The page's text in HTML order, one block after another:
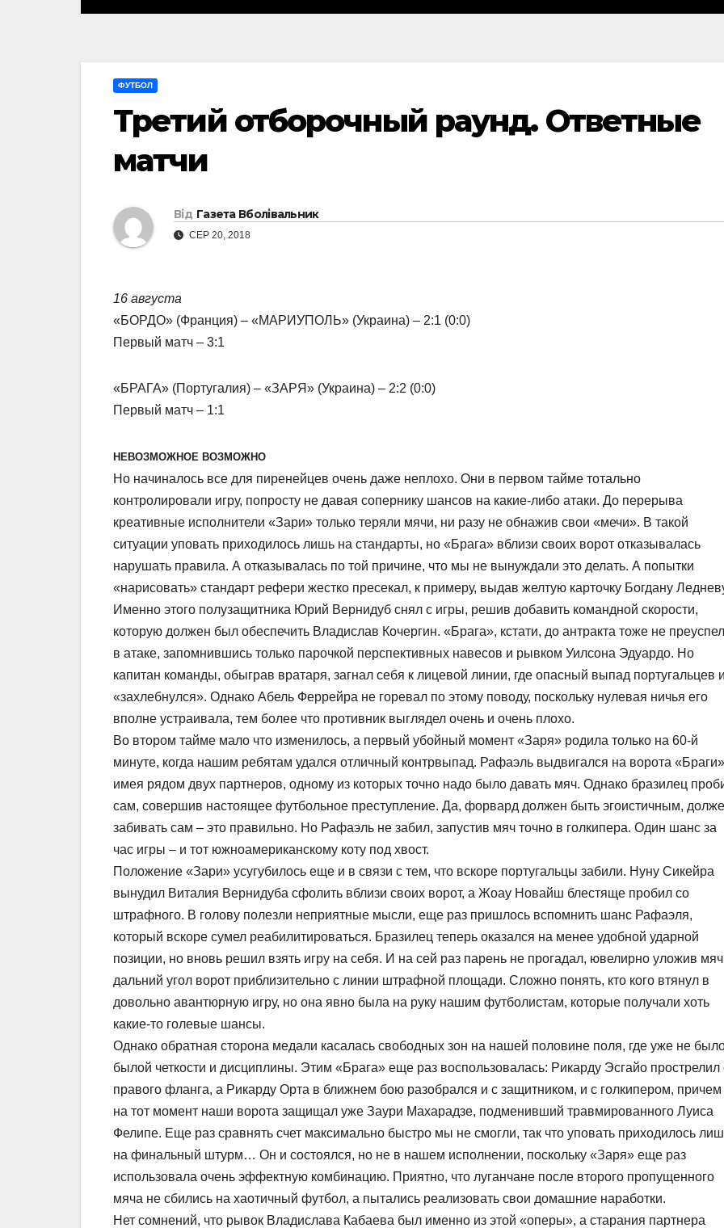
ФУТБОЛ
Третий отборочный раунд. Ответные
матчи
Від Газета Вболівальник
СЕР 20, 2018
16 августа
«БОРДО» (Франция) – «МАРИУПОЛЬ» (Украина) – 2:1 (0:0)
Первый матч – 3:1
«БРАГА» (Португалия) – «ЗАРЯ» (Украина) – 2:2 (0:0)
Первый матч – 1:1
НЕВОЗМОЖНОЕ ВОЗМОЖНО
Но начиналось все для пиренейцев очень даже неплохо. Они в первом тайме тотально
контролировали игру, попросту не давая сопернику шансов на какие-либо атаки. До перерыва
креативные исполнители «Зари» только теряли мячи, ни разу не обнажив свои «мечи». В такой
ситуации уповать приходилось лишь на стандарты, но «Брага» вблизи своих ворот отказывалась
нарушать правила. А отказывалась по той причине, что мы не вынуждали это делать. А попытки
«нарисовать» стандарт рефери жестко пресекал, к примеру, выдав желтую карточку Богдану
Именно этого полузащитника Юрий Вернидуб снял с игры, решив добавить командной скорости,
которую должен был обеспечить Владислав Кочергин. «Брага», кстати, до антракта тоже не
в атаке, запомнившись только парочкой перспективных навесов и рывком Уилсона Эдуардо. Но
капитан команды, обыграв вратаря, загнал себя к лицевой линии, где опасный выпад португальцев и
«захлебнулся». Однако Абель Феррейра не горевал по этому поводу, поскольку нулевая ничья его
вполне устраивала, тем более что противник выглядел очень и очень плохо.
Во втором тайме мало что изменилось, а первый убойный момент «Заря» родила только на 60-й
минуте, когда нашим ребятам удался отличный контрвыпад. Рафаэль выдвигался на ворота
имея рядом двух партнеров, одному из которых точно надо было давать мяч. Однако бразилец
сам, совершив настоящее футбольное преступление. Да, форвард должен быть эгоистичным,
забивать сам – это правильно. Но Рафаэль не забил, запустив мяч точно в голкипера. Один шанс за
час игры – и тот южноамериканскому коту под хвост.
Положение «Зари» усугубилось еще и в связи с тем, что вскоре португальцы забили. Нуну Сикейра
вынудил Виталия Вернидуба сфолить вблизи своих ворот, а Жоау Новайш блестяще пробил со
штрафного. В голову полезли неприятные мысли, еще раз пришлось вспомнить шанс Рафаэля,
который вскоре сумел реабилитироваться. Бразилец теперь оказался на менее удобной ударной
позиции, но вновь решил взять игру на себя. И на сей раз парень не прогадал, ювелирно уложив
дальний угол ворот приблизительно с линии штрафной площади. Сложно понять, кто кого втянул в
довольно авантюрную игру, но она явно была на руку нашим футболистам, которые получали хоть
какие-то голевые шансы.
Однако обратная сторона медали касалась свободных зон на нашей половине поля, где уже не
былой четкости и дисциплины. Этим «Брага» еще раз воспользовалась: Рикарду Эсгайо прострелил
правого фланга, а Рикарду Орта в ближнем бою разобрался и с защитником, и с голкипером, причем
на тот момент наши ворота защищал уже Заури Махарадзе, подменивший травмированного Луиса
Фелипе. Еще раз сравнять счет максимально быстро мы не смогли, так что уповать приходилось
на финальный штурм… Он и состоялся, но не в нашем исполнении, поскольку «Заря» еще раз
использовала очень эффектную комбинацию. Приятно, что луганчане после второго пропущенного
мяча не сбились на хаотичный футбол, а пытались реализовать свои домашние наработки.
Нет сомнений, что рывок Владислава Кабаева был именно из этой «оперы», а старания партнера